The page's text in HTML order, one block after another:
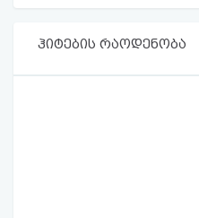
ჰიტების რაოდენობა